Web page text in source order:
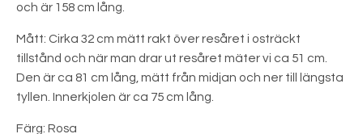
och är 158 cm lång.
Mått: Cirka 32 cm mätt rakt över resåret i osträckt
tillstånd och när man drar ut resåret mäter vi ca 51 cm.
Den är ca 81 cm lång, mätt från midjan och ner till längsta
tyllen. Innerkjolen är ca 75 cm lång.
Färg: Rosa